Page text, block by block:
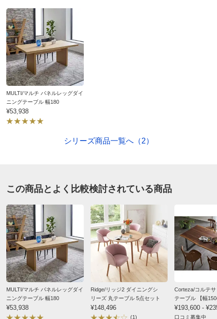
MULTI/マルチ パネルレッグダイ
ニングテーブル 幅180
¥53,938
シリーズ商品一覧へ（2）
この商品とよく比較検討されている商品
MULTI/マルチ パネルレッグダイ
ニングテーブル 幅180
¥53,938
Ridge/リッジ2 ダイニングシ
リーズ 丸テーブル 5点セット
¥148,496
(1)
Corteza/コルテ
テーブル 【幅
幅180cm/幅
¥193,600 -
口コミ募集中